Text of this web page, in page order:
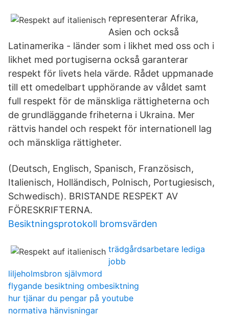
representerar Afrika,
Asien och också
Latinamerika - länder som i likhet med oss och i
likhet med portugiserna också garanterar
respekt för livets hela värde. Rådet uppmanade
till ett omedelbart upphörande av våldet samt
full respekt för de mänskliga rättigheterna och
de grundläggande friheterna i Ukraina. Mer
rättvis handel och respekt för internationell lag
och mänskliga rättigheter.
(Deutsch, Englisch, Spanisch, Französisch,
Italienisch, Holländisch, Polnisch, Portugiesisch,
Schwedisch). BRISTANDE RESPEKT AV
FÖRESKRIFTERNA.
Besiktningsprotokoll bromsvärden
trädgårdsarbetare lediga
jobb
liljeholmsbron självmord
flygande besiktning ombesiktning
hur tjänar du pengar på youtube
normativa hänvisningar